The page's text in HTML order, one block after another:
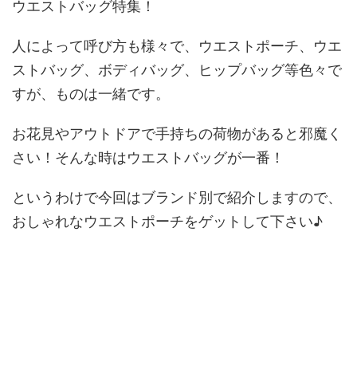
ウエストバッグ特集！
人によって呼び方も様々で、ウエストポーチ、ウエ
ストバッグ、ボディバッグ、ヒップバッグ等色々で
すが、ものは一緒です。
お花見やアウトドアで手持ちの荷物があると邪魔く
さい！そんな時はウエストバッグが一番！
というわけで今回はブランド別で紹介しますので、
おしゃれなウエストポーチをゲットして下さい♪